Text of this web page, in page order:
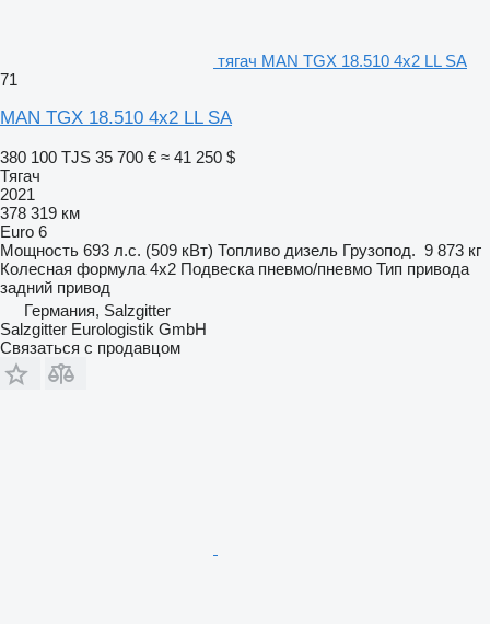
тягач MAN TGX 18.510 4x2 LL SA
71
MAN TGX 18.510 4x2 LL SA
380 100 TJS 35 700 € ≈ 41 250 $
Тягач
2021
378 319 км
Euro 6
Мощность 693 л.с. (509 кВт) Топливо дизель Грузопод. 9 873 кг
Колесная формула 4x2 Подвеска пневмо/пневмо Тип привода
задний привод
Германия, Salzgitter
Salzgitter Eurologistik GmbH
Связаться с продавцом